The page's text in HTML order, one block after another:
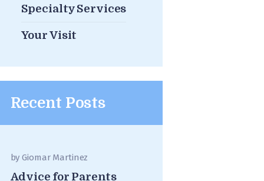
Specialty Services
Your Visit
Recent Posts
byGiomar Martinez
Advice for Parents